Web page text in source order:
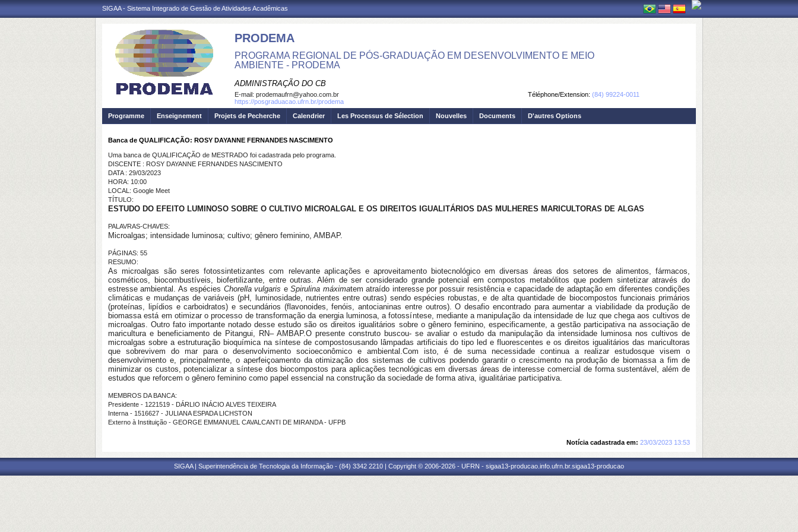
SIGAA - Sistema Integrado de Gestão de Atividades Acadêmicas
PRODEMA
PROGRAMA REGIONAL DE PÓS-GRADUAÇÃO EM DESENVOLVIMENTO E MEIO
AMBIENTE - PRODEMA
ADMINISTRAÇÃO DO CB
Téléphone/Extension: (84) 99224-0011
E-mail: prodemaufrn@yahoo.com.br
https://posgraduacao.ufrn.br/prodema
Programme
Enseignement Projets de Pecherche Calendrier Les Processus de Sélection Nouvelles Documents D'autres Options
Banca de QUALIFICAÇÃO: ROSY DAYANNE FERNANDES NASCIMENTO
Uma banca de QUALIFICAÇÃO de MESTRADO foi cadastrada pelo programa.
DISCENTE : ROSY DAYANNE FERNANDES NASCIMENTO
DATA : 29/03/2023
HORA: 10:00
LOCAL: Google Meet
TÍTULO:
ESTUDO DO EFEITO LUMINOSO SOBRE O CULTIVO MICROALGAL E OS DIREITOS IGUALITÁRIOS DAS MULHERES MARICULTORAS DE ALGAS
PALAVRAS-CHAVES:
Microalgas; intensidade luminosa; cultivo; gênero feminino, AMBAP.
PÁGINAS: 55
RESUMO:
As microalgas são seres fotossintetizantes com relevante aplicações e aproveitamento biotecnológico em diversas áreas dos setores de alimentos, fármacos,
cosméticos, biocombustíveis, biofertilizante, entre outras. Além de ser considerado grande potencial em compostos metabólitos que podem sintetizar através do
estresse ambiental. As espécies Chorella vulgaris eSpirulina máximatem atraído interesse por possuir resistência e capacidade de adaptação em diferentes condições
climáticas e mudanças de variáveis (pH, luminosidade, nutrientes entre outras) sendo espécies robustas, e de alta quantidade de biocompostos funcionais primários
(proteínas, lipídios e carboidratos) e secundários (flavonoides, fenóis, antocianinas entre outros). O desafio encontrado para aumentar a viabilidade da produção de
biomassa está em otimizar o processo de transformação da energia luminosa, a fotossíntese, mediante a manipulação da intensidade de luz que chega aos cultivos de
microalgas. Outro fato importante notado desse estudo são os direitos igualitários sobre o gênero feminino, especificamente, a gestão participativa na associação de
maricultura e beneficiamento de Pitangui, RN– AMBAP.O presente construto buscou- se avaliar o estudo da manipulação da intensidade luminosa nos cultivos de
microalgas sobre a estruturação bioquímica na síntese de compostosusando lâmpadas artificiais do tipo led e fluorescentes e os direitos igualitários das maricultoras
que sobrevivem do mar para o desenvolvimento socioeconômico e ambiental.Com isto, é de suma necessidade continua a realizar estudosque visem o
desenvolvimento e, principalmente, o aperfeiçoamento da otimização dos sistemas de cultivos podendo garantir o crescimento na produção de biomassa a fim de
minimizar os custos, potencializar a síntese dos biocompostos para aplicações tecnológicas em diversas áreas de interesse comercial de forma sustentável, além de
estudos que reforcem o gênero feminino como papel essencial na construção da sociedade de forma ativa, igualitáriae participativa.
MEMBROS DA BANCA:
Presidente - 1221519 - DÁRLIO INÁCIO ALVES TEIXEIRA
Interna - 1516627 - JULIANA ESPADA LICHSTON
Externo à Instituição - GEORGE EMMANUEL CAVALCANTI DE MIRANDA - UFPB
Notícia cadastrada em: 23/03/2023 13:53
SIGAA | Superintendência de Tecnologia da Informação - (84) 3342 2210 | Copyright © 2006-2026 - UFRN - sigaa13-producao.info.ufrn.br.sigaa13-producao